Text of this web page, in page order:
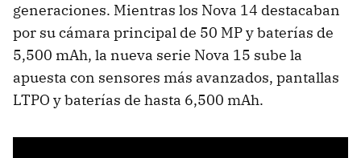
generaciones. Mientras los Nova 14 destacaban
por su cámara principal de 50 MP y baterías de
5,500 mAh, la nueva serie Nova 15 sube la
apuesta con sensores más avanzados, pantallas
LTPO y baterías de hasta 6,500 mAh.